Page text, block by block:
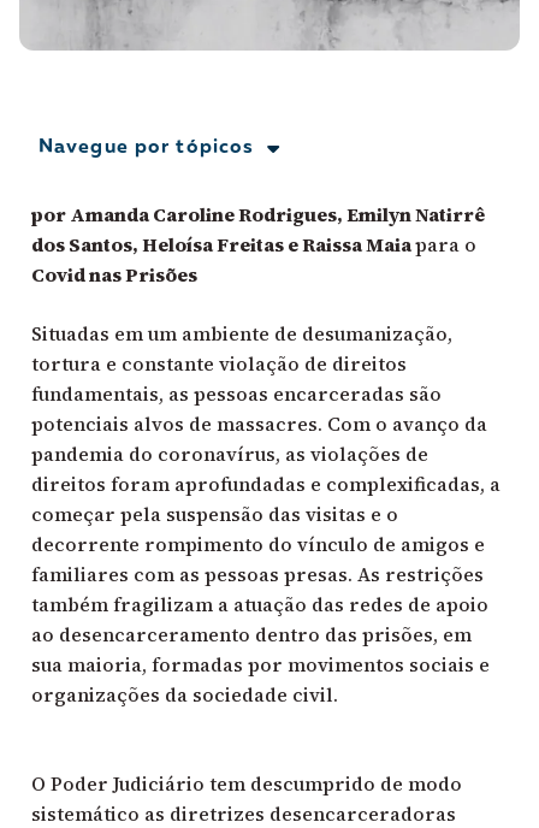
Navegue por tópicos
por Amanda Caroline Rodrigues, Emilyn Natirrê
dos Santos, Heloísa Freitas e Raissa Maiapara o
Covid nas Prisões
Situadas em um ambiente de desumanização,
tortura e constante violação de direitos
fundamentais, as pessoas encarceradas são
potenciais alvos de massacres. Com o avanço da
pandemia do coronavírus, as violações de
direitos foram aprofundadas e complexificadas, a
começar pela suspensão das visitas e o
decorrente rompimento do vínculo de amigos e
familiares com as pessoas presas. As restrições
também fragilizam a atuação das redes de apoio
ao desencarceramento dentro das prisões, em
sua maioria, formadas por movimentos sociais e
organizações da sociedade civil.
O Poder Judiciário tem descumprido de modo
sistemático as diretrizes desencarceradoras